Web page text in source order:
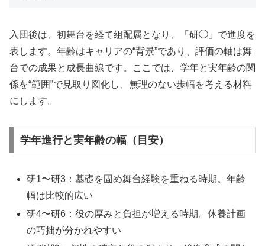
入団後は、初舞台を経て組配属となり、「研◯」で進度を
表します。年齢はキャリアの“背景”であり、評価の軸は舞
台での成果と成長曲線です。ここでは、学年と実年齢の関
係を“範囲”で見取り図化し、無理のない歩幅を考える材料
にします。
学年進行と実年齢の幅（目安）
研1〜研3：基礎を固め舞台経験を重ねる時期。年齢
幅は比較的広い
研4〜研6：役の厚みと負担が増える時期。休養計画
の巧拙が分かれやすい